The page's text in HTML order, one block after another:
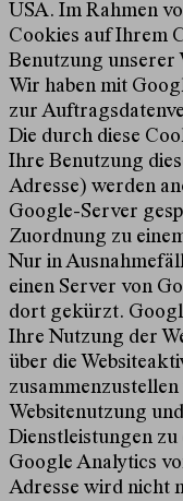
USA. Im Rahmen
Cookies auf Ihrem
Benutzung unserer
Wir haben mit
zur
Die durch diese
Ihre Benutzung
Adresse) werden
Google-Server
Zuordnung zu
Nur in
einen Server von
dort gekürzt.
Ihre Nutzung der
über die
Websitenutzung
Dienstleistungen
Google Analytics
Adresse wird nicht